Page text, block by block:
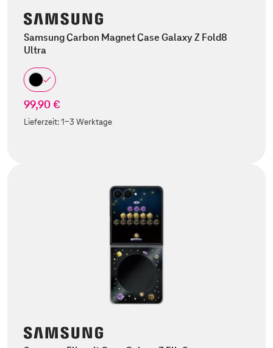
Samsung Carbon Magnet Case Galaxy Z Fold8
Ultra
99,90 €
Lieferzeit:1-3 Werktage